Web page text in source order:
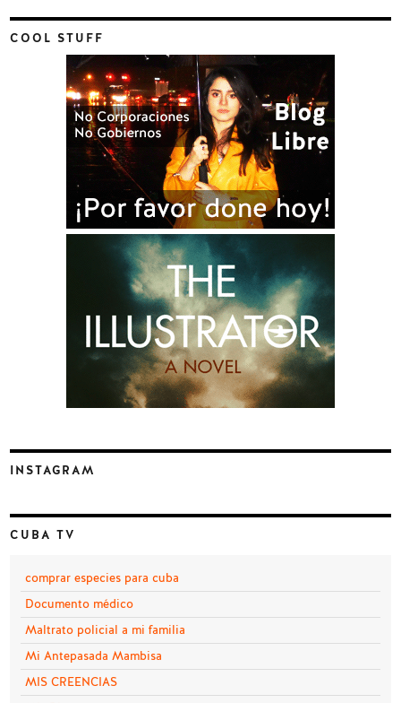
COOL STUFF
INSTAGRAM
CUBA TV
comprar especies para cuba
Documento médico
Maltrato policial a mi familia
Mi Antepasada Mambisa
MIS CREENCIAS